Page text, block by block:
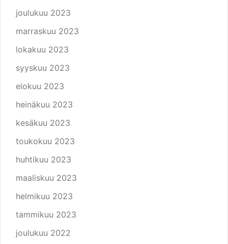
joulukuu 2023
marraskuu 2023
lokakuu 2023
syyskuu 2023
elokuu 2023
heinäkuu 2023
kesäkuu 2023
toukokuu 2023
huhtikuu 2023
maaliskuu 2023
helmikuu 2023
tammikuu 2023
joulukuu 2022